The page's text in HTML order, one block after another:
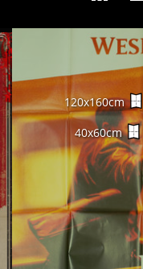
120x160cm
40x60cm